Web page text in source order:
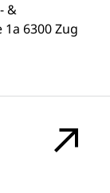
&
6300 Zug